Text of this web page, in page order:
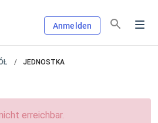
Anmelden
JEDNOSTKA
erreichbar.